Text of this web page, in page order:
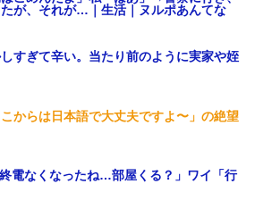
たが、それが…｜生活｜ヌルポあんてな
すぎて辛い。当たり前のように実家や姪
からは日本語で大丈夫ですよ〜」の絶望
終電なくなったね…部屋くる？」ワイ「行